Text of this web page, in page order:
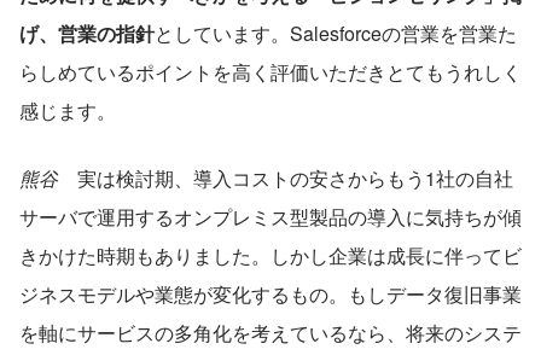
げ、営業の指針としています。Salesforceの営業を営業た
らしめているポイントを高く評価いただきとてもうれしく
感じます。
熊谷 実は検討期、導入コストの安さからもう1社の自社
サーバで運用するオンプレミス型製品の導入に気持ちが傾
きかけた時期もありました。しかし企業は成長に伴ってビ
ジネスモデルや業態が変化するもの。もしデータ復旧事業
を軸にサービスの多角化を考えているなら、将来のシステ